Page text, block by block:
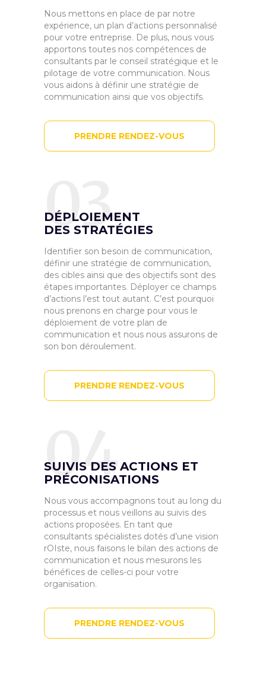
Nous mettons en place de par notre
expérience, un plan d’actions personnalisé
pour votre entreprise. De plus, nous vous
apportons toutes nos compétences de
consultants par le conseil stratégique et le
pilotage de votre communication. Nous
vous aidons à définir une stratégie de
communication ainsi que vos objectifs.
PRENDRE RENDEZ-VOUS
DÉPLOIEMENT
DES STRATÉGIES
03
Identifier son besoin de communication,
définir une stratégie de communication,
des cibles ainsi que des objectifs sont des
étapes importantes. Déployer ce champs
d’actions l’est tout autant. C’est pourquoi
nous prenons en charge pour vous le
déploiement de votre plan de
communication et nous nous assurons de
son bon déroulement.
PRENDRE RENDEZ-VOUS
SUIVIS DES ACTIONS ET
PRÉCONISATIONS
04
Nous vous accompagnons tout au long du
processus et nous veillons au suivis des
actions proposées. En tant que
consultants spécialistes dotés d’une vision
rOIste, nous faisons le bilan des actions de
communication et nous mesurons les
bénéfices de celles-ci pour votre
organisation.
PRENDRE RENDEZ-VOUS